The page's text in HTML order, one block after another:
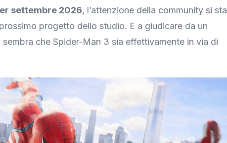
settembre 2026, l’attenzione della community si sta
progetto dello studio. E a giudicare da un
che Spider-Man 3 sia effettivamente in via di